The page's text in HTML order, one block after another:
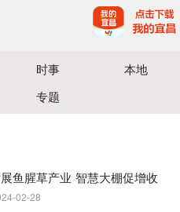
时事
本地
专题
鱼腥草产业 智慧大棚促增收
02-28